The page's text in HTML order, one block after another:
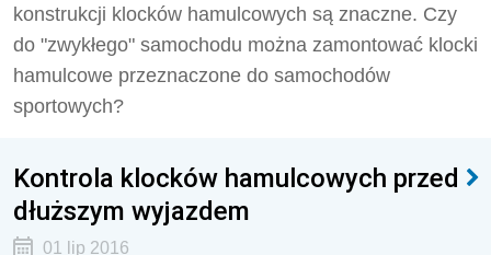
konstrukcji klocków hamulcowych są znaczne. Czy
do "zwykłego" samochodu można zamontować klocki
hamulcowe przeznaczone do samochodów
sportowych?
Kontrola klocków hamulcowych przed
dłuższym wyjazdem
01 lip 2016